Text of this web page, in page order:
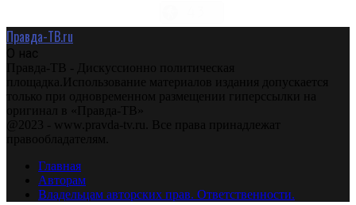
Правда-ТВ.ru
О нас
Правда-ТВ - Дискуссионно политическая
площадка.Использование материалов издания допускается
только при одновременном размещении гиперссылки на
оригинал в «Правда-ТВ»
@2023 - www.pravda-tv.ru. Все права принадлежат
правообладателям.
Главная
Авторам
Владельцам авторских прав. Ответственности.